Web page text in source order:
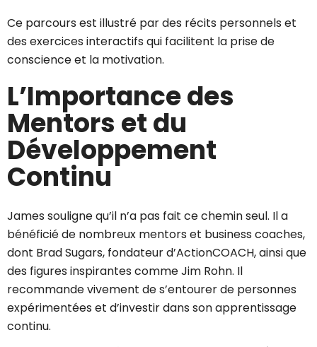
Ce parcours est illustré par des récits personnels et
des exercices interactifs qui facilitent la prise de
conscience et la motivation.
L’Importance des
Mentors et du
Développement
Continu
James souligne qu’il n’a pas fait ce chemin seul. Il a
bénéficié de nombreux mentors et business coaches,
dont Brad Sugars, fondateur d’ActionCOACH, ainsi que
des figures inspirantes comme Jim Rohn. Il
recommande vivement de s’entourer de personnes
expérimentées et d’investir dans son apprentissage
continu.